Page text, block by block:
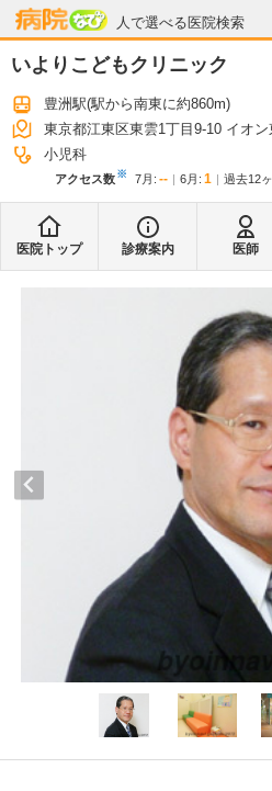
人で選べる医院検索
病院なび
いよりこどもクリニック
豊洲駅(駅から南東に約860m)
東京都江東区東雲1丁目9-10 イオ
小児科
アクセス数※ 7月 : -- 6月 : 1 過去12
医院トップ 診療案内 医師